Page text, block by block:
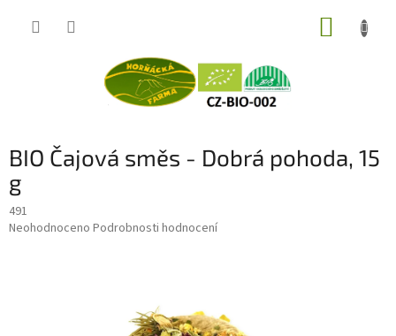
BIO Čajová směs - Dobrá pohoda, 15
g
491
Průměrné
Neohodnoceno Podrobnosti hodnocení